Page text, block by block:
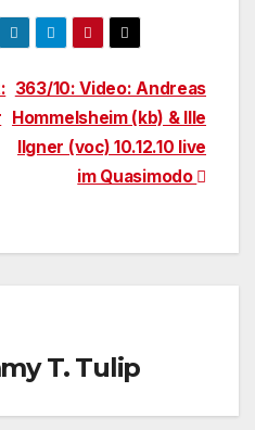
363/10: Video: Andreas
Hommelsheim (kb) & Ille
Ilgner (voc) 10.12.10 live
im Quasimodo
T. Tulip